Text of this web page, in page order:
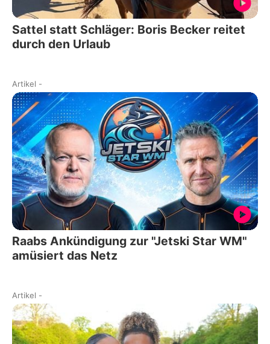
Sattel statt Schläger: Boris Becker reitet
durch den Urlaub
Artikel -
Raabs Ankündigung zur "Jetski Star WM"
amüsiert das Netz
Artikel -